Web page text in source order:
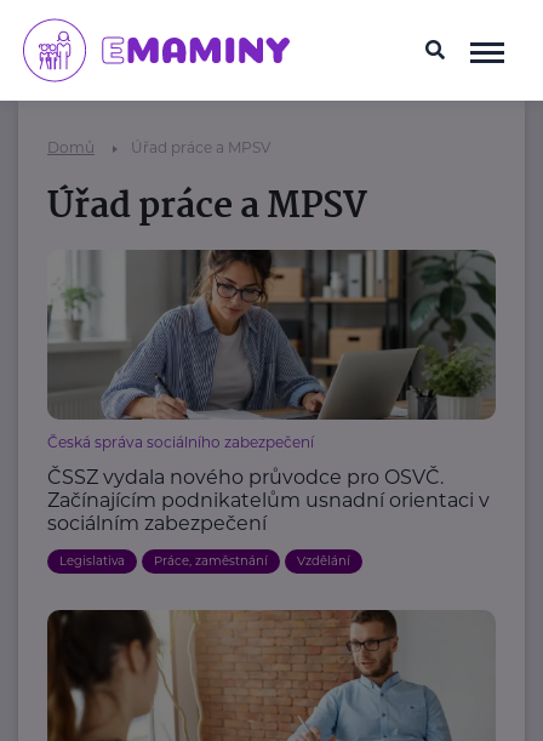
Domů Úřad práce a MPSV
Úřad práce a MPSV
Česká správa sociálního zabezpečení
ČSSZ vydala nového průvodce pro OSVČ.
Začínajícím podnikatelům usnadní orientaci v
sociálním zabezpečení
Legislativa Práce, zaměstnání Vzdělání